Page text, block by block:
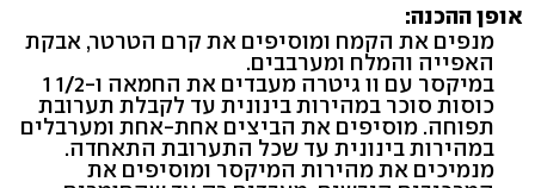
אופן ההכנה:
מנפים את הקמח ומוסיפים את קרם הטרטר, אבקת
האפייה והמלח ומערבבים.
במיקסר עם וו גיטרה מעבדים את החמאה ו-1/2 1
כוסות סוכר במהירות בינונית עד לקבלת תערובת
תפוחה. מוסיפים את הביצים אחת-אחת ומערבלים
במהירות בינונית עד שכל התערובת התאחדה.
מנמיכים את מהירות המיקסר ומוסיפים את